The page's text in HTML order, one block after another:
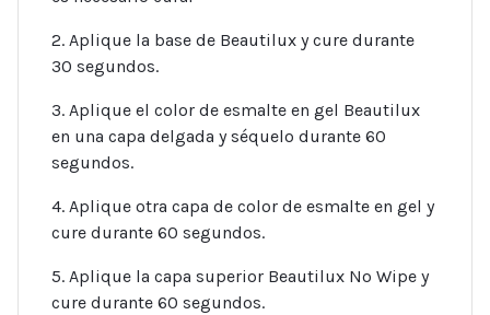
2. Aplique la base de Beautilux y cure durante
30 segundos.
3. Aplique el color de esmalte en gel Beautilux
en una capa delgada y séquelo durante 60
segundos.
4. Aplique otra capa de color de esmalte en gel y
cure durante 60 segundos.
5. Aplique la capa superior Beautilux No Wipe y
cure durante 60 segundos.